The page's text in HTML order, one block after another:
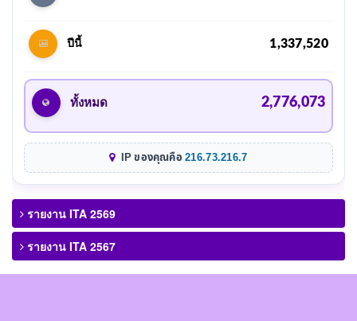
ปีนี้ 1,337,520
ทั้งหมด 2,776,073
IP ของคุณคือ 216.73.216.7
รายงาน ITA 2569
รายงาน ITA 2567